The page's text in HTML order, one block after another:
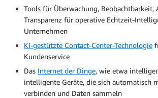
Tools für Überwachung, Beobachtbarkeit,
Transparenz für operative Echtzeit-
Unternehmen
KI-gestützte Contact-Center-Technologie
Kundenservice
Das Internet der Dinge, wie etwa
intelligente Geräte, die sich automatisch
verbinden und Daten sammeln